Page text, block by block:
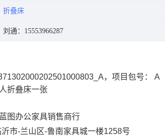
折叠床
刘通：15553966287
，项目包号： A
折叠床一张
图办公家具销售商行
市-兰山区-鲁南家具城一楼1258号